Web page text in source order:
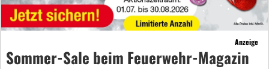
Anzeige
Sommer-Sale beim Feuerwehr-Magazin